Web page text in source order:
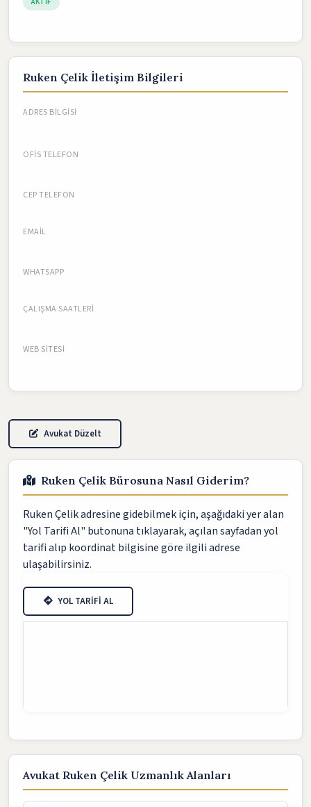
Ruken Çelik İletişim Bilgileri
ADRES BILGISI
OFIS TELEFON
CEP TELEFON
EMAIL
WHATSAPP
ÇALIŞMA SAATLERI
WEB SITESI
Avukat Düzelt
Ruken Çelik Bürosuna Nasıl Giderim?
Ruken Çelik adresine gidebilmek için, aşağıdaki yer alan
"Yol Tarifi Al" butonuna tıklayarak, açılan sayfadan yol
tarifi alıp koordinat bilgisine göre ilgili adrese
ulaşabilirsiniz.
YOL TARİFİ AL
Avukat Ruken Çelik Uzmanlık Alanları